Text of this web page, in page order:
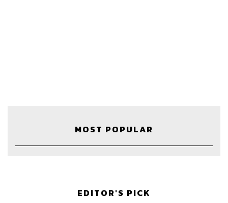
Episode Producer & Editor อธิษฐาน กาญจนะพงศ์
Sound Designer & Engineer กฤตพล จียะเกียรติ
Channel Managerเชษฐพงศ์ ชูประดิษฐ์
MOST POPULAR
EDITOR'S PICK